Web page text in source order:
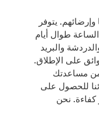
يتوفر
طوال أيام
والدردشة والبريد
على الإطلاق.
مساعدتك
للحصول على
كفاءة. نحن